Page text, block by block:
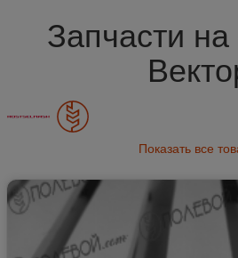
Запчасти на
Показать все